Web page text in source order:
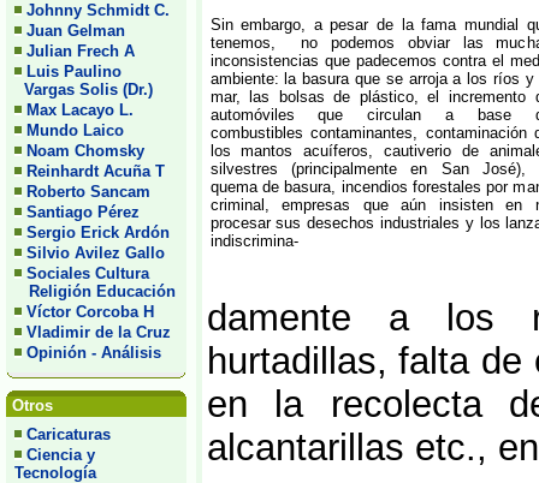
Johnny Schmidt C.
Juan Gelman
Julian Frech A
Luis Paulino
Vargas Solis (Dr.)
Max Lacayo L.
Mundo Laico
Noam Chomsky
Reinhardt Acuña T
Roberto Sancam
Santiago Pérez
Sergio Erick Ardón
Silvio Avilez Gallo
Sociales Cultura
Religión Educación
Víctor Corcoba H
Vladimir de la Cruz
Opinión - Análisis
Otros
Caricaturas
Ciencia y
Tecnología
Sin embargo, a pesar de la fama mundial
tenemos, no podemos obviar las
inconsistencias que padecemos contra el
ambiente: la basura que se arroja a los ríos y
mar, las bolsas de plástico, el incremento
automóviles que circulan a base
combustibles contaminantes, contaminación
los mantos acuíferos, cautiverio de
silvestres (principalmente en San José),
quema de basura, incendios forestales por
criminal, empresas que aún insisten en
procesar sus desechos industriales y los
indiscrimina-
damente a los
hurtadillas, falta
en la recolecta
alcantarillas etc.,